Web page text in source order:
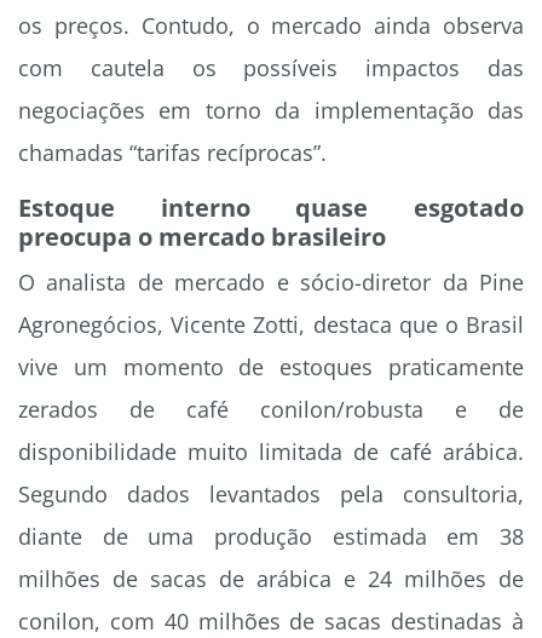
os preços. Contudo, o mercado ainda observa
com cautela os possíveis impactos das
negociações em torno da implementação das
chamadas “tarifas recíprocas”.
Estoque interno quase esgotado
preocupa o mercado brasileiro
O analista de mercado e sócio-diretor da Pine
Agronegócios, Vicente Zotti, destaca que o Brasil
vive um momento de estoques praticamente
zerados de café conilon/robusta e de
disponibilidade muito limitada de café arábica.
Segundo dados levantados pela consultoria,
diante de uma produção estimada em 38
milhões de sacas de arábica e 24 milhões de
conilon, com 40 milhões de sacas destinadas à